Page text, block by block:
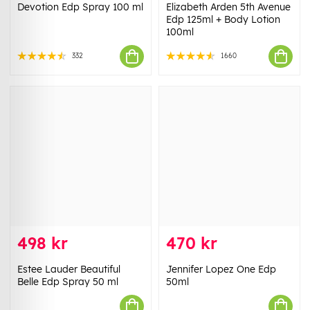
Devotion Edp Spray 100 ml
332
Elizabeth Arden 5th Avenue
Edp 125ml + Body Lotion
100ml
1660
498 kr
Estee Lauder Beautiful
Belle Edp Spray 50 ml
470 kr
Jennifer Lopez One Edp
50ml